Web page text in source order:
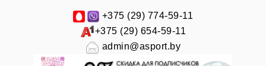
+375 (29) 774-59-11
+375 (29) 654-59-11
admin@asport.by